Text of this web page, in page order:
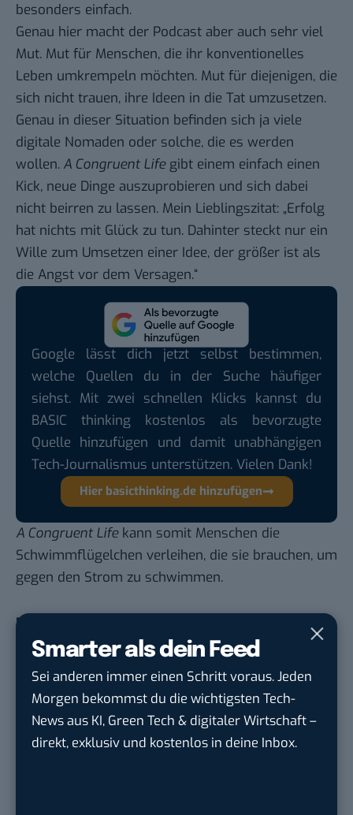
Smarter als dein Feed
Sei anderen immer einen Schritt voraus. Jeden
Morgen bekommst du die wichtigsten Tech-
News aus KI, Green Tech & digitaler Wirtschaft –
direkt, exklusiv und kostenlos in deine Inbox.
besonders einfach.
Genau hier macht der Podcast aber auch sehr viel
Mut. Mut für Menschen, die ihr konventionelles
Leben umkrempeln möchten. Mut für diejenigen, die
sich nicht trauen, ihre Ideen in die Tat umzusetzen.
Genau in dieser Situation befinden sich ja viele
digitale Nomaden oder solche, die es werden
wollen. A Congruent Lifegibt einem einfach einen
Kick, neue Dinge auszuprobieren und sich dabei
nicht beirren zu lassen. Mein Lieblingszitat: „Erfolg
hat nichts mit Glück zu tun. Dahinter steckt nur ein
Wille zum Umsetzen einer Idee, der größer ist als
die Angst vor dem Versagen.“
Google lässt dich jetzt selbst bestimmen,
welche Quellen du in der Suche häufiger
siehst. Mit zwei schnellen Klicks kannst du
BASIC thinking kostenlos als bevorzugte
Quelle hinzufügen und damit unabhängigen
Tech-Journalismus unterstützen. Vielen Dank!
Hier basicthinking.de hinzufügen
A Congruent Lifekann somit Menschen die
Schwimmflügelchen verleihen, die sie brauchen, um
gegen den Strom zu schwimmen.
Du möchtest nicht abgehängt werden
, wenn es um
KI, Green Tech und die Tech-Themen von Morgen
geht? Über 12.000 smarte Leser bekommen jeden
Tag UPDATE, unser Tech-Briefing mit den
wichtigsten News des Tages – und sichern sich
damit ihren Vorsprung.
Hier kannst du dich